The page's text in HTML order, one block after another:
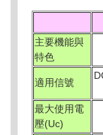
主要機能與
特色
適用信號
最大使用電
壓(Uc)